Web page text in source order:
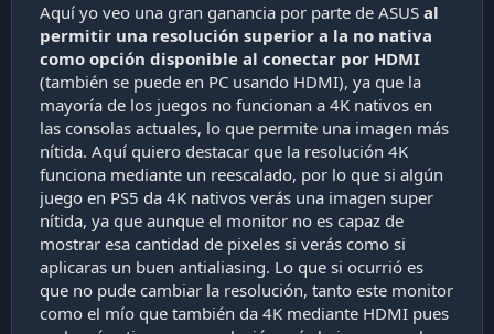
Aquí yo veo una gran ganancia por parte de ASUS al
permitir una resolución superior a la no nativa
como opción disponible al conectar por HDMI
(también se puede en PC usando HDMI), ya que la
mayoría de los juegos no funcionan a 4K nativos en
las consolas actuales, lo que permite una imagen más
nítida. Aquí quiero destacar que la resolución 4K
funciona mediante un reescalado, por lo que si algún
juego en PS5 da 4K nativos verás una imagen super
nítida, ya que aunque el monitor no es capaz de
mostrar esa cantidad de pixeles si verás como si
aplicaras un buen antialiasing. Lo que si ocurrió es
que no pude cambiar la resolución, tanto este monitor
como el mío que también da 4K mediante HDMI pues